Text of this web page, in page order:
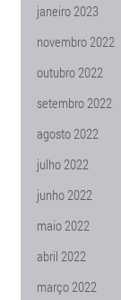
janeiro 2023
novembro 2022
outubro 2022
setembro 2022
agosto 2022
julho 2022
junho 2022
maio 2022
abril 2022
março 2022